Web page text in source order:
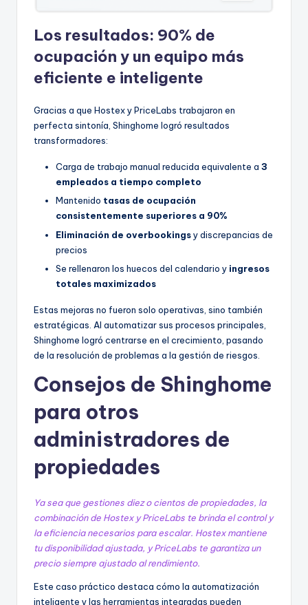
Los resultados: 90% de
ocupación y un equipo más
eficiente e inteligente
Gracias a que Hostex y PriceLabs trabajaron en
perfecta sintonía, Shinghome logró resultados
transformadores:
Carga de trabajo manual reducida equivalente a 3
empleados a tiempo completo
Mantenido tasas de ocupación
consistentemente superiores a 90%
Eliminación de overbookingsy discrepancias de
precios
Se rellenaron los huecos del calendario y ingresos
totales maximizados
Estas mejoras no fueron solo operativas, sino también
estratégicas. Al automatizar sus procesos principales,
Shinghome logró centrarse en el crecimiento, pasando
de la resolución de problemas a la gestión de riesgos.
Consejos de Shinghome
para otros
administradores de
propiedades
Ya sea que gestiones diez o cientos de propiedades, la
combinación de Hostex y PriceLabs te brinda el control y
la eficiencia necesarios para escalar. Hostex mantiene
tu disponibilidad ajustada, y PriceLabs te garantiza un
precio siempre ajustado al rendimiento.
Este caso práctico destaca cómo la automatización
inteligente y las herramientas integradas pueden